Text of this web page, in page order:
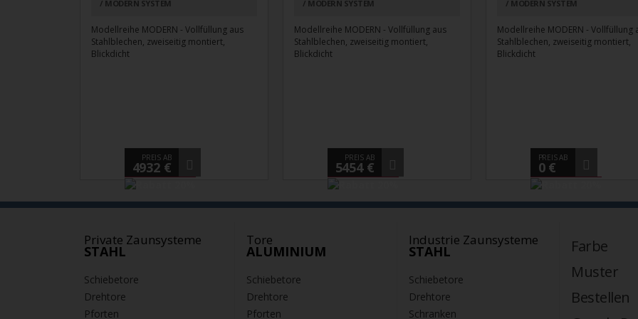
MODERN SYSTEM
Modellreihe MODERN - Vollfüllung aus
Stahlblechen, zweiseitig montiert,
Blickdicht
PREIS AB
4932 €
MODERN SYSTEM
Modellreihe MODERN - Vollfüllung aus
Stahlblechen, zweiseitig montiert,
Blickdicht
PREIS AB
5454 €
MODERN SYSTEM
Modellreihe MODERN - Vollfüllung
Stahlblechen, zweiseitig montiert,
Blickdicht
PREIS AB
0 €
Private Zaunsysteme
STAHL
Schiebetore
Drehtore
Pforten
Tore
ALUMINIUM
Schiebetore
Drehtore
Pforten
Industrie Zaunsysteme
STAHL
Schiebetore
Drehtore
Schranken
Farbe
Muster
Bestellen